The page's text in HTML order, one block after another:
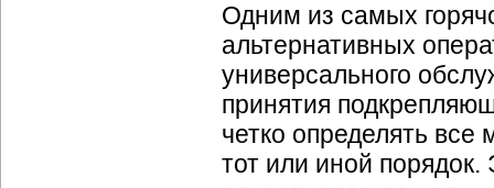
Одним из самых
альтернативных
универсального
принятия
четко определять
тот или иной порядок.